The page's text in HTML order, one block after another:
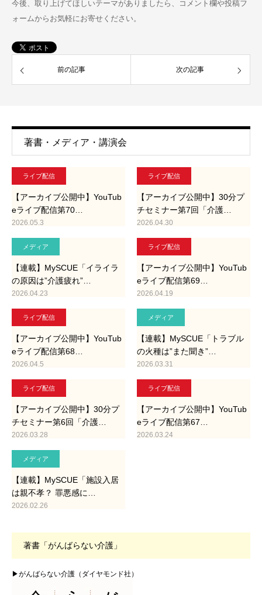
今後、取り上げてほしいテーマがありましたら、コメント欄や投稿フ
ォームからお気軽にお寄せください。
前の記事 次の記事
著書・メディア・講演会
ライブ配信
【アーカイブ公開中】YouTub
eライブ配信第70…
2026.05.3
ライブ配信
【アーカイブ公開中】30分プ
チセミナー第7回「介護…
2026.04.30
メディア
【連載】MySCUE「イライラ
の原因は”介護疲れ”…
2026.04.23
ライブ配信
【アーカイブ公開中】YouTub
eライブ配信第69…
2026.04.19
ライブ配信
【アーカイブ公開中】YouTub
eライブ配信第68…
2026.04.5
メディア
【連載】MySCUE「トラブル
の火種は”また聞き”…
2026.03.31
ライブ配信
【アーカイブ公開中】30分プ
チセミナー第6回「介護…
2026.03.28
ライブ配信
【アーカイブ公開中】YouTub
eライブ配信第67…
2026.03.24
メディア
【連載】MySCUE「施設入居
は親不孝？ 罪悪感に…
2026.02.26
著書「がんばらない介護」
▶がんばらない介護（ダイヤモンド社）